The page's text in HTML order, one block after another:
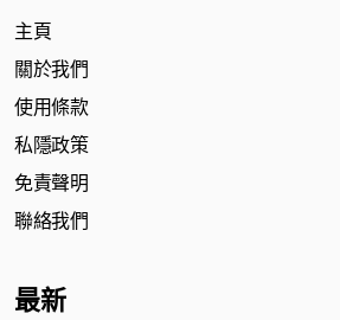
主頁
關於我們
使用條款
私隱政策
免責聲明
聯絡我們
最新